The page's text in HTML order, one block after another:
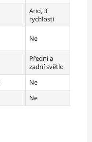
Ano, 3
rychlosti
Ne
Přední a
zadní světlo
Ne
Ne